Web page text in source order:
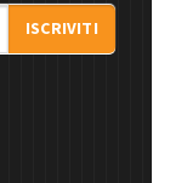
ISCRIVITI